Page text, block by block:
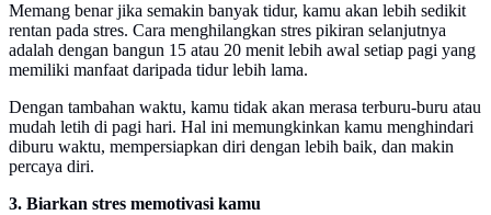
Memang benar jika semakin banyak tidur, kamu akan lebih sedikit
rentan pada stres. Cara menghilangkan stres pikiran selanjutnya
adalah dengan bangun 15 atau 20 menit lebih awal setiap pagi yang
memiliki manfaat daripada tidur lebih lama.
Dengan tambahan waktu, kamu tidak akan merasa terburu-buru atau
mudah letih di pagi hari. Hal ini memungkinkan kamu menghindari
diburu waktu, mempersiapkan diri dengan lebih baik, dan makin
percaya diri.
3. Biarkan stres memotivasi kamu